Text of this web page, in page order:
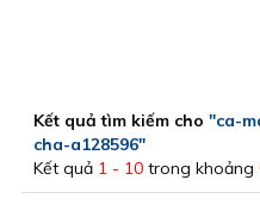
Kết quả tìm kiếm cho "ca-
cha-a128596"
Kết quả 1 - 10 trong khoảng